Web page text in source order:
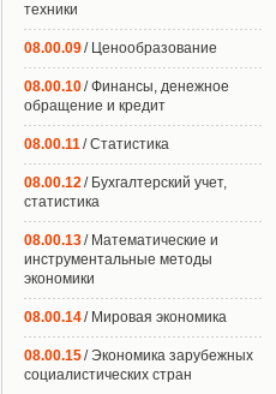
техники
08.00.09/ Ценообразование
08.00.10/ Финансы, денежное
обращение и кредит
08.00.11/ Статистика
08.00.12/ Бухгалтерский учет,
статистика
08.00.13/ Математические и
инструментальные методы
экономики
08.00.14/ Мировая экономика
08.00.15/ Экономика зарубежных
социалистических стран